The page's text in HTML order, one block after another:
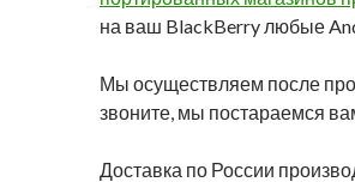
на ваш BlackBerry любые
Мы осуществляем после
звоните, мы постараемся
Доставка по России